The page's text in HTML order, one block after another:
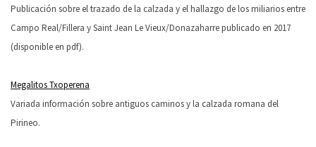
Publicación sobre el trazado de la calzada y el hallazgo de los miliarios entre
Campo Real/Fillera y Saint Jean Le Vieux/Donazaharre publicado en 2017
(disponible en pdf).
Megalitos Txoperena
Variada información sobre antiguos caminos y la calzada romana del
Pirineo.